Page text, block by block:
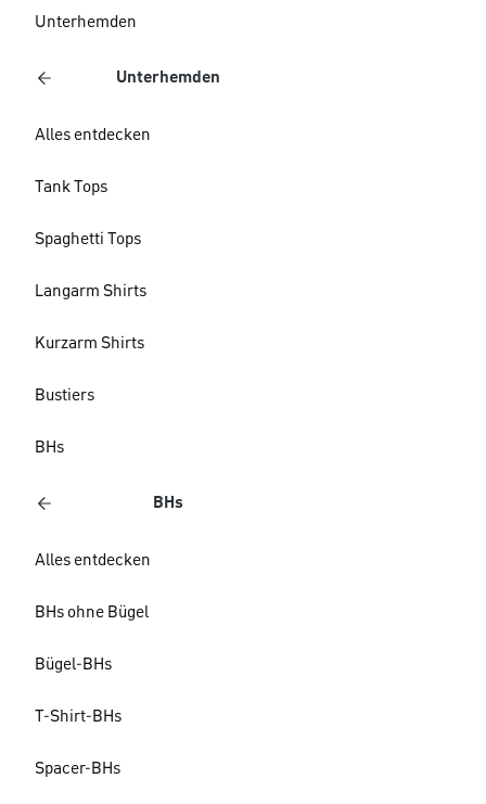
Unterhemden
Unterhemden
Alles entdecken
Tank Tops
Spaghetti Tops
Langarm Shirts
Kurzarm Shirts
Bustiers
BHs
BHs
Alles entdecken
BHs ohne Bügel
Bügel-BHs
T-Shirt-BHs
Spacer-BHs